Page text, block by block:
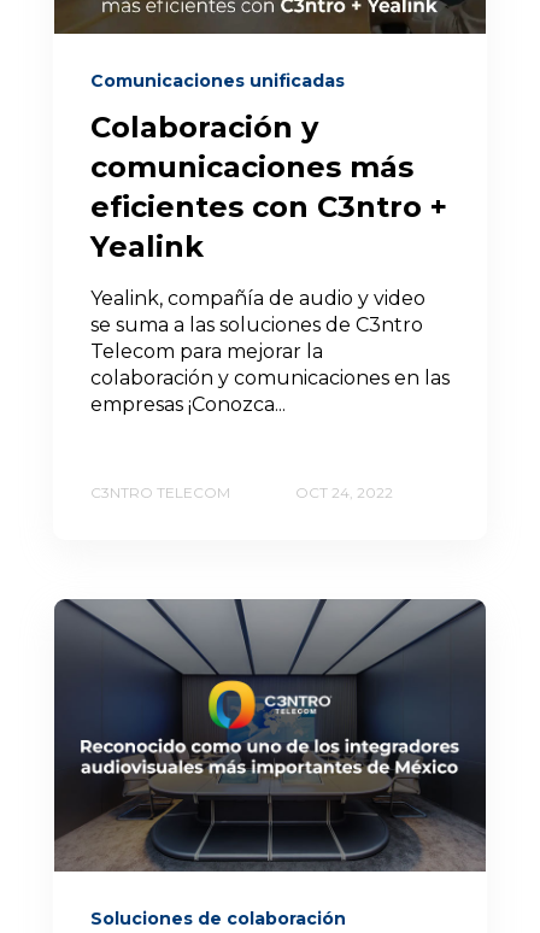
Comunicaciones unificadas
Colaboración y
comunicaciones más
eficientes con C3ntro +
Yealink
Yealink, compañía de audio y video
se suma a las soluciones de C3ntro
Telecom para mejorar la
colaboración y comunicaciones en las
empresas ¡Conozca...
C3NTRO TELECOM OCT 24, 2022
Soluciones de colaboración